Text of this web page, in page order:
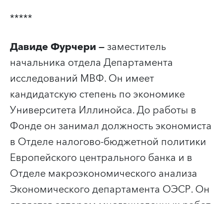
*****
Давиде Фурчери —заместитель
начальника отдела Департамента
исследований МВФ. Он имеет
кандидатскую степень по экономике
Университета Иллинойса. До работы в
Фонде он занимал должность экономиста
в Отделе налогово-бюджетной политики
Европейского центрального банка и в
Отделе макроэкономического анализа
Экономического департамента ОЭСР. Он